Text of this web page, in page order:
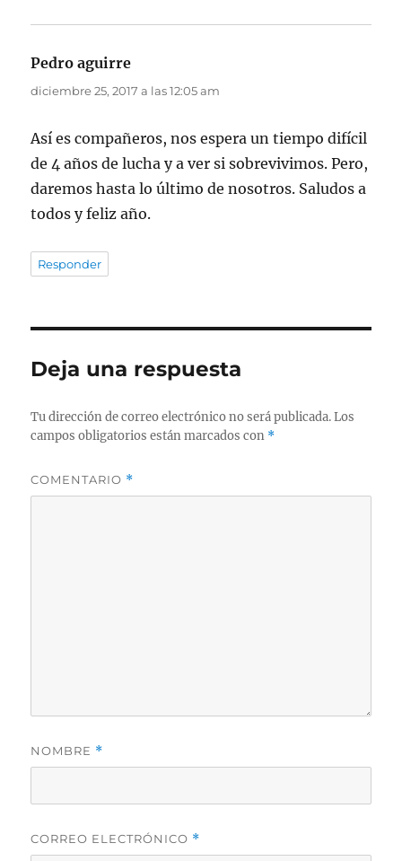
Pedro aguirre
diciembre 25, 2017 a las 12:05 am
Así es compañeros, nos espera un tiempo difícil
de 4 años de lucha y a ver si sobrevivimos. Pero,
daremos hasta lo último de nosotros. Saludos a
todos y feliz año.
Responder
Deja una respuesta
Tu dirección de correo electrónico no será publicada. Los
campos obligatorios están marcados con *
COMENTARIO *
NOMBRE *
CORREO ELECTRÓNICO *